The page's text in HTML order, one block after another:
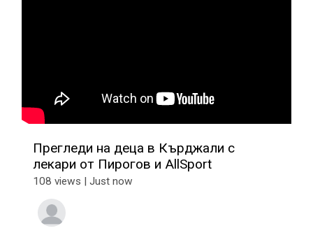
Прегледи на деца в Кърджали с
лекари от Пирогов и AllSport
108 views | Just now